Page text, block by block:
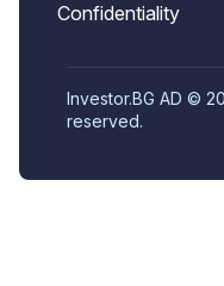
Confidentiality
Investor.BG AD ©
reserved.